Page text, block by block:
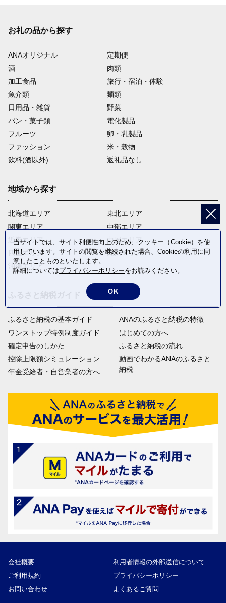
お礼の品から探す
ANAオリジナル
定期便
酒
肉類
加工食品
旅行・宿泊・体験
魚介類
麺類
日用品・雑貨
野菜
パン・菓子類
電化製品
フルーツ
卵・乳製品
ファッション
米・穀物
飲料(酒以外)
返礼品なし
地域から探す
北海道エリア
関東エリア
近畿エリア
四国エリア
沖縄エリア
東北エリア
中部エリア
中国エリア
九州エリア
ふるさと納税の基本ガイド
ワンストップ特例制度ガイド
確定申告のしかた
控除上限額シミュレーション
年金受給者・自営業者の方へ
ANAのふるさと納税の特徴
はじめての方へ
ふるさと納税の流れ
動画でわかるANAのふるさと
納税
会社概要
利用者情報の外部送信について
ご利用規約
プライバシーポリシー
お問い合わせ
よくあるご質問
当サイトでは、サイト利便性向上のため、クッキー（Cookie）を使
用しています。サイトの閲覧を継続された場合、Cookieの利用に同
意したことものといたします。
詳細についてはプライバシーポリシーをお読みください。
OK